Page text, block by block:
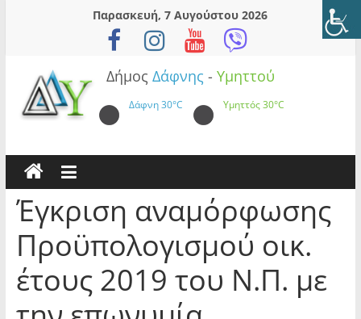
Παρασκευή, 7 Αυγούστου 2026
Δήμος Δάφνης - Υμηττού
Δάφνη30°C Υμηττός30°C
Έγκριση αναμόρφωσης
Προϋπολογισμού οικ.
έτους 2019 του Ν.Π. με